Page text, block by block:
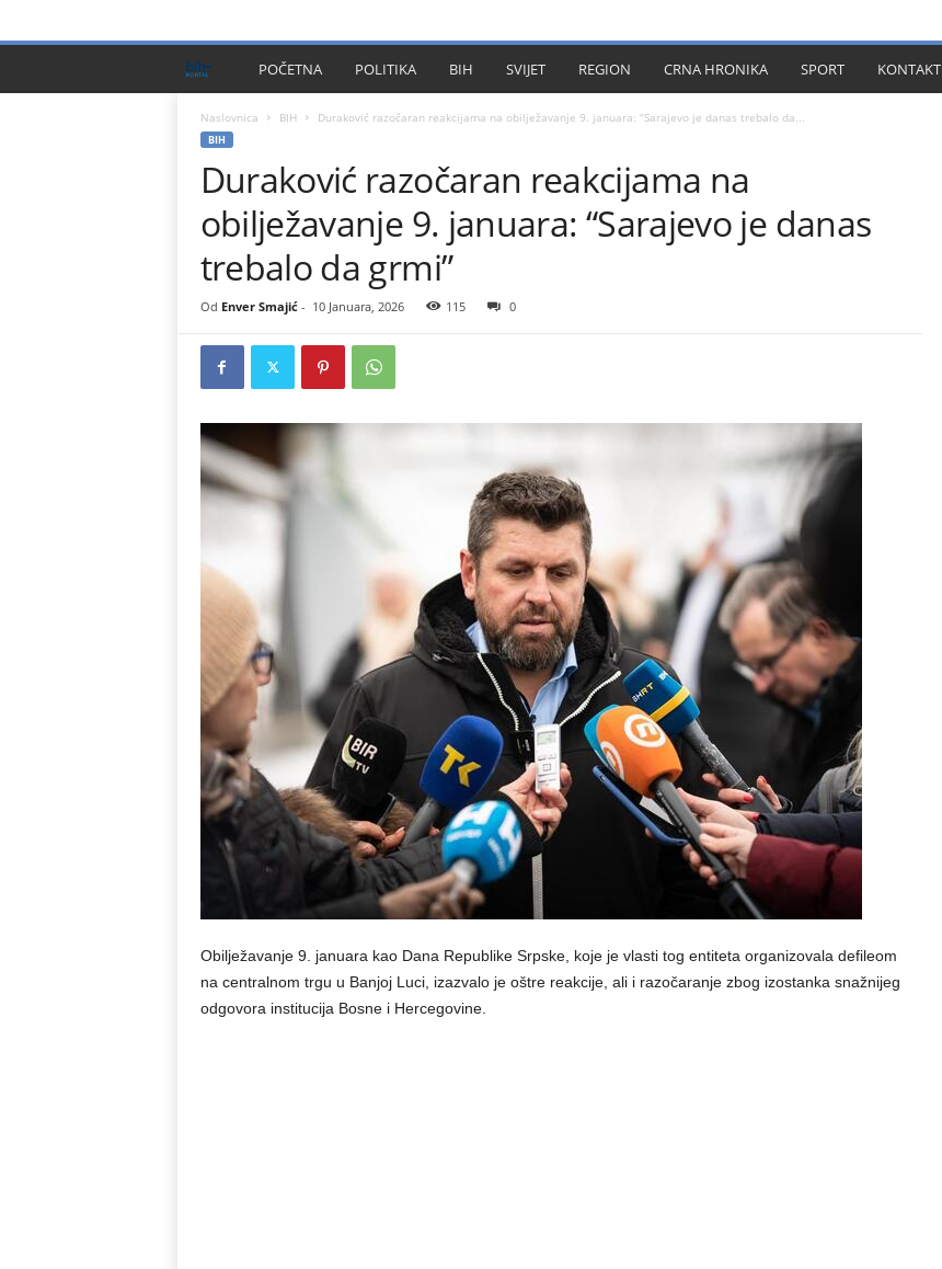
I
P
l
u
POČETNA POLITIKA BIH SVIJET REGION CRNA HRONIKA SPORT KONTAKT
Naslovnica BIH Duraković razočaran reakcijama na obilježavanje 9. januara: “Sarajevo je danas trebalo da...
BIH
Duraković razočaran reakcijama na
obilježavanje 9. januara: “Sarajevo je danas
trebalo da grmi”
Od Enver Smajić- 10 Januara, 2026 115 0
Obilježavanje 9. januara kao Dana Republike Srpske, koje je vlasti tog entiteta organizovala defileom
na centralnom trgu u Banjoj Luci, izazvalo je oštre reakcije, ali i razočaranje zbog izostanka snažnijeg
odgovora institucija Bosne i Hercegovine.